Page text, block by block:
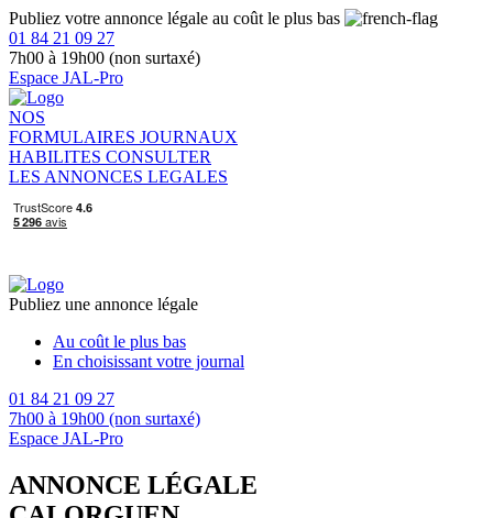
Publiez votre annonce légale au coût le plus bas
01 84 21 09 27
7h00 à 19h00 (non surtaxé)
Espace JAL-Pro
NOS
FORMULAIRES JOURNAUX
HABILITES CONSULTER
LES ANNONCES LEGALES
Publiez une annonce légale
Au coût le plus bas
En choisissant votre journal
01 84 21 09 27
7h00 à 19h00 (non surtaxé)
Espace JAL-Pro
ANNONCE LÉGALE